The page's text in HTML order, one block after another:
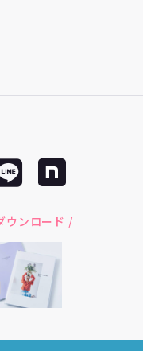
ウンロード /